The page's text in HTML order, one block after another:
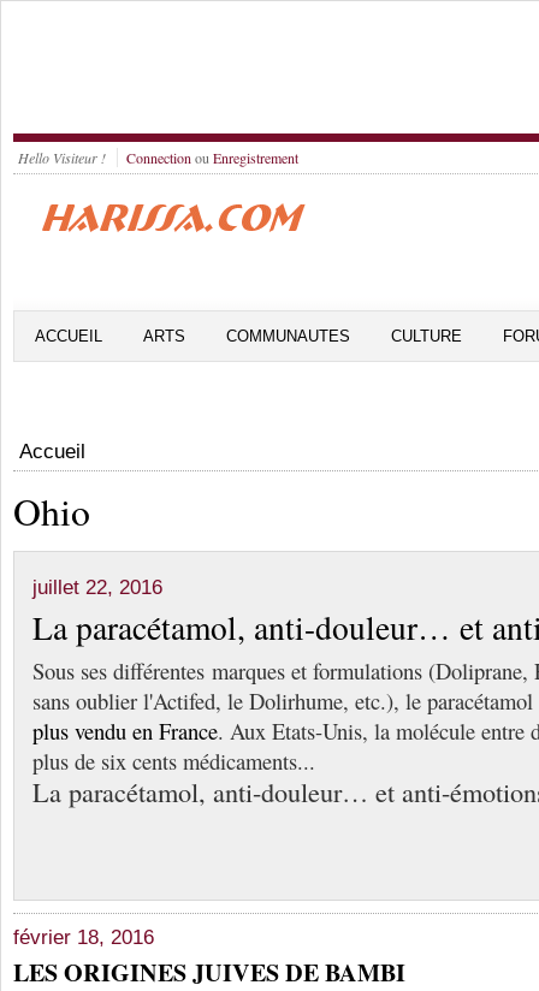
Hello Visiteur ! Connection ou Enregistrement
ACCUEIL ARTS COMMUNAUTES CULTURE
Accueil
Ohio
juillet 22, 2016
La paracétamol, anti-douleur… et
Sous ses différentes marques et formulations
sans oublier l'Actifed, le Dolirhume, etc.), le
plus vendu en France. Aux Etats-Unis, la molécule entre
plus de six cents médicaments...
La paracétamol, anti-douleur… et anti-
février 18, 2016
LES ORIGINES JUIVES DE BAMBI